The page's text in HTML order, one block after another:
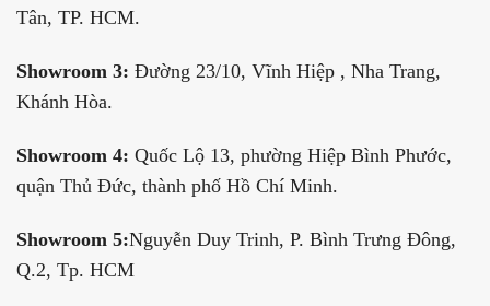
Tân, TP. HCM.
Showroom 3: Đường 23/10, Vĩnh Hiệp , Nha Trang,
Khánh Hòa.
Showroom 4: Quốc Lộ 13, phường Hiệp Bình Phước,
quận Thủ Đức, thành phố Hồ Chí Minh.
Showroom 5:Nguyễn Duy Trinh, P. Bình Trưng Đông,
Q.2, Tp. HCM